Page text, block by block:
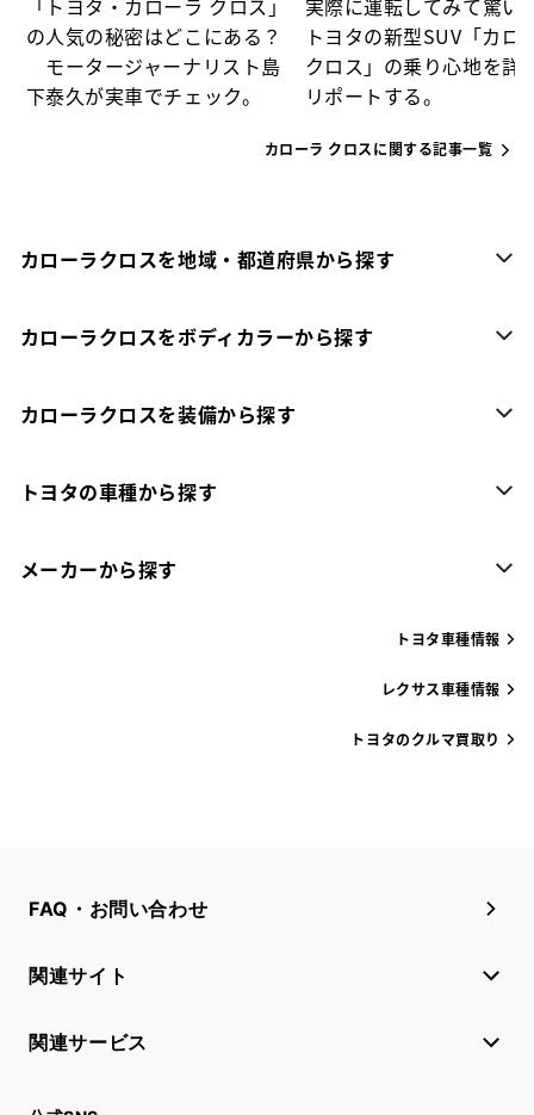
の人気の秘密はどこにある？
モータージャーナリスト島
下泰久が実車でチェック。
トヨタの新型SUV「カロ
クロス」の乗り心地を詳
リポートする。
カローラ クロスに関する記事一覧
カローラクロスを地域・都道府県から探す
カローラクロスをボディカラーから探す
カローラクロスを装備から探す
トヨタの車種から探す
メーカーから探す
トヨタ車種情報
レクサス車種情報
トヨタのクルマ買取り
FAQ・お問い合わせ
関連サイト
関連サービス